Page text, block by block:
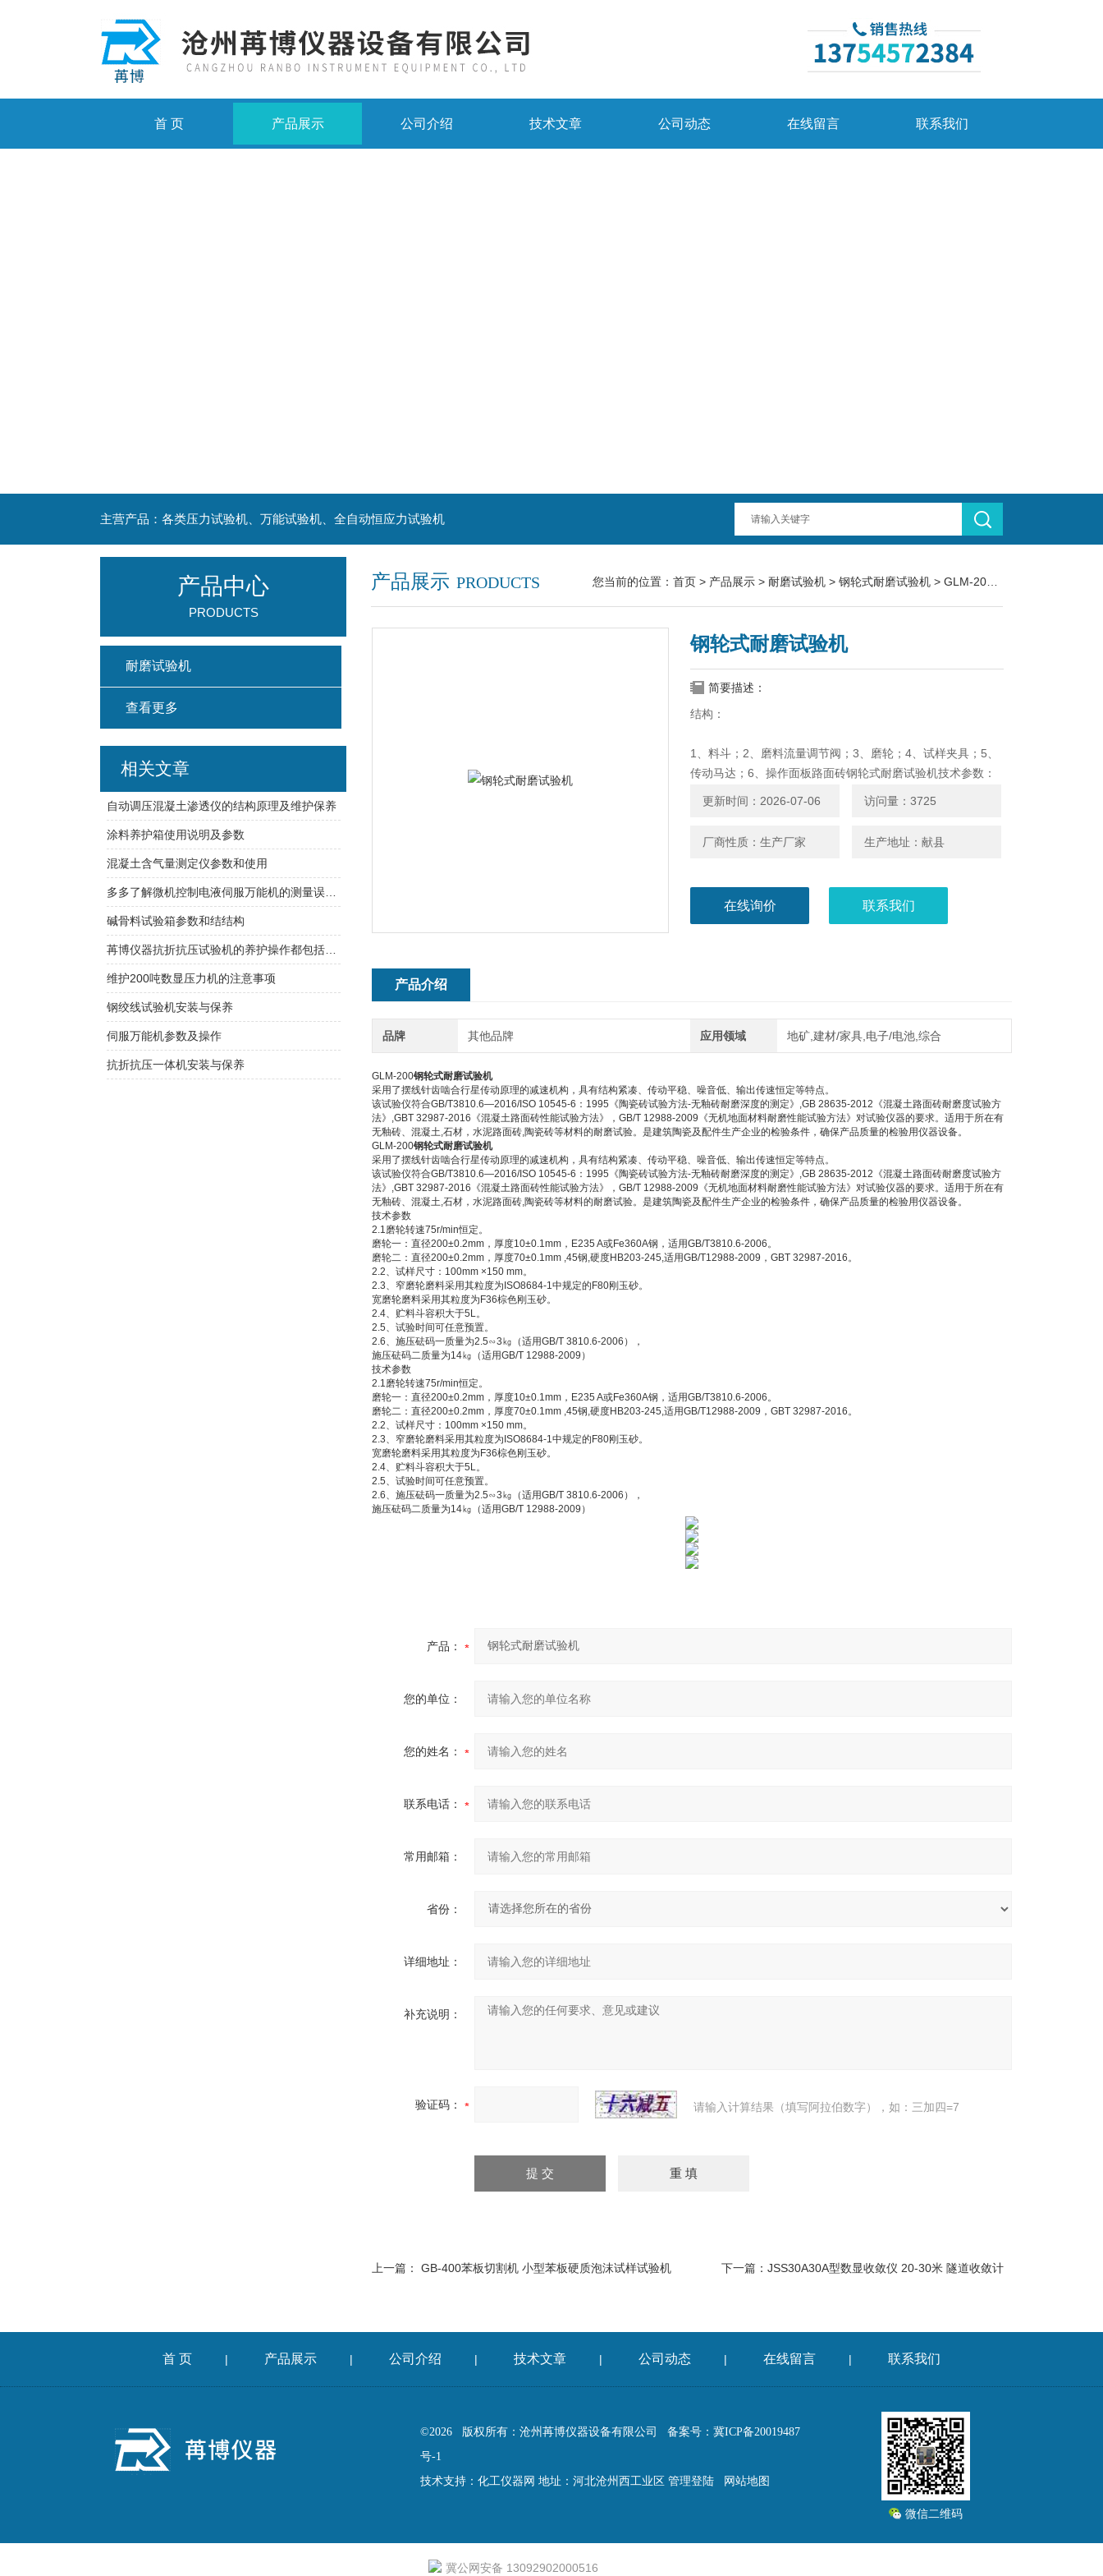
首 页 产品展示 公司介绍 技术文章 公司动态 在线留言 联系我们
主营产品：各类压力试验机、万能试验机、全自动恒应力试验机
产品展示 PRODUCTS 您当前的位置： 首页 > 产品展示 > 耐磨试验机 > 钢轮式耐磨试验机 > GLM-200钢轮式耐磨试验机
钢轮式耐磨试验机
简要描述：
结构：
1、料斗；2、磨料流量调节阀；3、磨轮；4、试样夹具；5、
传动马达；6、操作面板路面砖钢轮式耐磨试验机技术参数：
1、钢轮转速：75t/min
4、平衡块质量：14000g
6、磨耗时间：0-999（S、M、H）可调
7、磨料节流速度：>1L/min
更新时间：2026-07-06 访问量：3725
厂商性质：生产厂家 生产地址：献县
在线询价 联系我们
产品介绍
品牌 其他品牌 应用领域 地矿,建材/家具,电子/电池,综合
GLM-200钢轮式耐磨试验机
采用了摆线针齿啮合行星传动原理的减速机构，具有结构紧凑、传动平稳、噪音低、输出传速恒定等特点。
该试验仪符合GB/T3810.6—2016/ISO 10545-6 ： 1995 《陶瓷砖试验方法-无釉砖耐磨深度的测定》 ,GB 28635-2012 《混凝土路面砖耐磨度试验方
法》 ,GBT 32987-2016 《混凝土路面砖性能试验方法》， GB/T 12988-2009 《无机地面材料耐磨性能试验方法》对试验仪器的要求。适用于所在有
无釉砖、混凝土,石材，水泥路面砖,陶瓷砖等材料的耐磨试验。是建筑陶瓷及配件生产企业的检验条件，确保产品质量的检验用仪器设备。
GLM-200钢轮式耐磨试验机
采用了摆线针齿啮合行星传动原理的减速机构，具有结构紧凑、传动平稳、噪音低、输出传速恒定等特点。
该试验仪符合GB/T3810.6—2016/ISO 10545-6 ： 1995 《陶瓷砖试验方法-无釉砖耐磨深度的测定》 ,GB 28635-2012 《混凝土路面砖耐磨度试验方
法》 ,GBT 32987-2016 《混凝土路面砖性能试验方法》， GB/T 12988-2009 《无机地面材料耐磨性能试验方法》对试验仪器的要求。适用于所在有
无釉砖、混凝土,石材，水泥路面砖,陶瓷砖等材料的耐磨试验。是建筑陶瓷及配件生产企业的检验条件，确保产品质量的检验用仪器设备。
技术参数
2.1磨轮转速75r/min恒定。
磨轮一：直径200±0.2mm ，厚度10±0.1mm ， E235 A或Fe360A钢， 适用GB/T3810.6-2006。
磨轮二：直径200±0.2mm ，厚度70±0.1mm ,45钢,硬度HB203-245,适用GB/T12988-2009 ， GBT 32987-2016。
2.2、试样尺寸： 100mm ×150 mm。
2.3、窄磨轮磨料采用其粒度为 ISO8684-1中规定的 F80刚玉砂。
宽磨轮磨料采用其粒度为 F36棕色刚玉砂。
2.4、贮料斗容积大于5L。
2.5、试验时间可任意预置。
2.6、施压砝码一质量为2.5∽3 ㎏（适用GB/T 3810.6-2006 ），
施压砝码二质量为14㎏（适用GB/T 12988-2009 ）
技术参数
2.1磨轮转速75r/min恒定。
磨轮一：直径200±0.2mm ，厚度10±0.1mm ， E235 A或Fe360A钢， 适用GB/T3810.6-2006。
磨轮二：直径200±0.2mm ，厚度70±0.1mm ,45钢,硬度HB203-245,适用GB/T12988-2009 ， GBT 32987-2016。
2.2、试样尺寸： 100mm ×150 mm。
2.3、窄磨轮磨料采用其粒度为 ISO8684-1中规定的 F80刚玉砂。
宽磨轮磨料采用其粒度为 F36棕色刚玉砂。
2.4、贮料斗容积大于5L。
2.5、试验时间可任意预置。
2.6、施压砝码一质量为2.5∽3 ㎏（适用GB/T 3810.6-2006 ），
施压砝码二质量为14㎏（适用GB/T 12988-2009 ）
产品：
您的单位：
您的姓名：
联系电话：
常用邮箱：
省份：
详细地址：
补充说明：
验证码： 请输入计算结果（填写阿拉伯数字），如：三加四=7
上一篇： GB-400苯板切割机 小型苯板硬质泡沫试样试验机 下一篇： JSS30A30A型数显收敛仪 20-30米 隧道收敛计
产品中心
PRODUCTS
耐磨试验机
查看更多
相关文章
自动调压混凝土渗透仪的结构原理及维护保养
涂料养护箱使用说明及参数
混凝土含气量测定仪参数和使用
多多了解微机控制电液伺服万能机的测量误差及特性
碱骨料试验箱参数和结结构
苒博仪器抗折抗压试验机的养护操作都包括哪些呢
维护200吨数显压力机的注意事项
钢绞线试验机安装与保养
伺服万能机参数及操作
抗折抗压一体机安装与保养
首 页 | 产品展示 | 公司介绍 | 技术文章 | 公司动态 | 在线留言 | 联系我们
©2026 版权所有：沧州苒博仪器设备有限公司 备案号：冀ICP备20019487
号-1
技术支持： 化工仪器网 地址：河北沧州西工业区 管理登陆 网站地图
微信二维码
冀公网安备 13092902000516